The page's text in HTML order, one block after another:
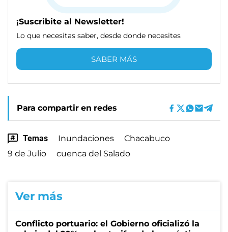
¡Suscribite al Newsletter!
Lo que necesitas saber, desde donde necesites
SABER MÁS
Para compartir en redes
Temas Inundaciones
Chacabuco
9 de Julio
cuenca del Salado
Ver más
Conflicto portuario: el Gobierno oficializó la